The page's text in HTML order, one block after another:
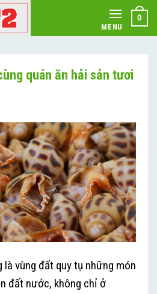
MENU
0
quán ăn hải sản tươi
là vùng đất quy tụ những món
đất nước, không chỉ ở